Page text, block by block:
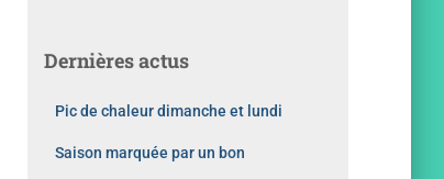
Dernières actus
Pic de chaleur dimanche et lundi
Saison marquée par un bon